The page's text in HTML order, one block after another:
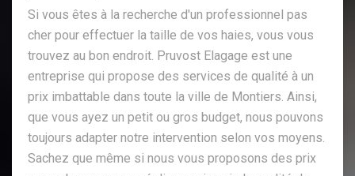
Si vous êtes à la recherche d'un professionnel pas
cher pour effectuer la taille de vos haies, vous vous
trouvez au bon endroit. Pruvost Elagage est une
entreprise qui propose des services de qualité à un
prix imbattable dans toute la ville de Montiers. Ainsi,
que vous ayez un petit ou gros budget, nous pouvons
toujours adapter notre intervention selon vos moyens.
Sachez que même si nous vous proposons des prix